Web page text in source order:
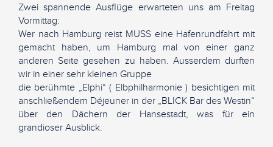
Zwei spannende Ausflüge erwarteten uns am Freitag
Vormittag:
Wer nach Hamburg reist MUSS eine Hafenrundfahrt mit
gemacht haben, um Hamburg mal von einer ganz
anderen Seite gesehen zu haben. Ausserdem durften
wir in einer sehr kleinen Gruppe
die berühmte „Elphi“ ( Elbphilharmonie ) besichtigen mit
anschließendem Déjeuner in der „BLICK Bar des Westin“
über den Dächern der Hansestadt, was für ein
grandioser Ausblick.